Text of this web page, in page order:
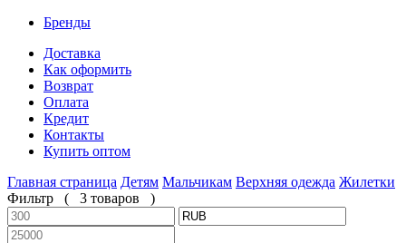
Бренды
Доставка
Как оформить
Возврат
Оплата
Кредит
Контакты
Купить оптом
Главная страница Детям Мальчикам Верхняя одежда Жилетки
Фильтр
( 3 товаров )